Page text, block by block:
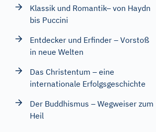
Klassik und Romantik– von Haydn
bis Puccini
Entdecker und Erfinder – Vorstoß
in neue Welten
Das Christentum – eine
internationale Erfolgsgeschichte
Der Buddhismus – Wegweiser zum
Heil